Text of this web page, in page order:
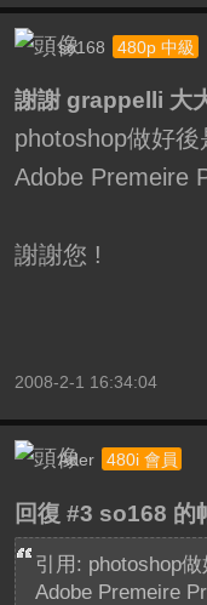
so168 480p 中級
謝謝 grappelli 大
photoshop做好
Adobe Premeire
謝謝您 !
2008-2-1 16:34:04
Ader 480i 會員
回復 #3 so168 的
引用: photoshop
Adobe Premeire